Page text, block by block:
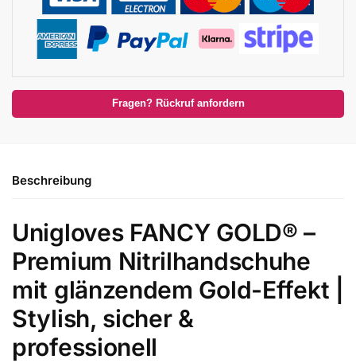
Fragen? Rückruf anfordern
Beschreibung
Unigloves FANCY GOLD® –
Premium Nitrilhandschuhe
mit glänzendem Gold-Effekt |
Stylish, sicher &
professionell